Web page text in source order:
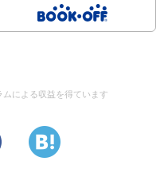
による収益を得ています